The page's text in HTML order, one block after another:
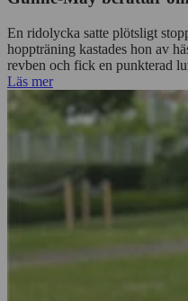
En ridolycka satte plötsligt
hoppträning kastades hon av
revben och fick en punkterad
Läs mer